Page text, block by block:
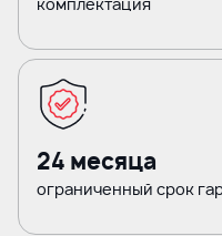
комплектация
24 месяца
ограниченный срок